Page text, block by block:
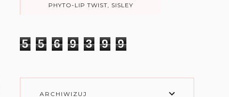
PHYTO-LIP TWIST, SISLEY
5 5 6 9 3 9 9
ARCHIWIZUJ